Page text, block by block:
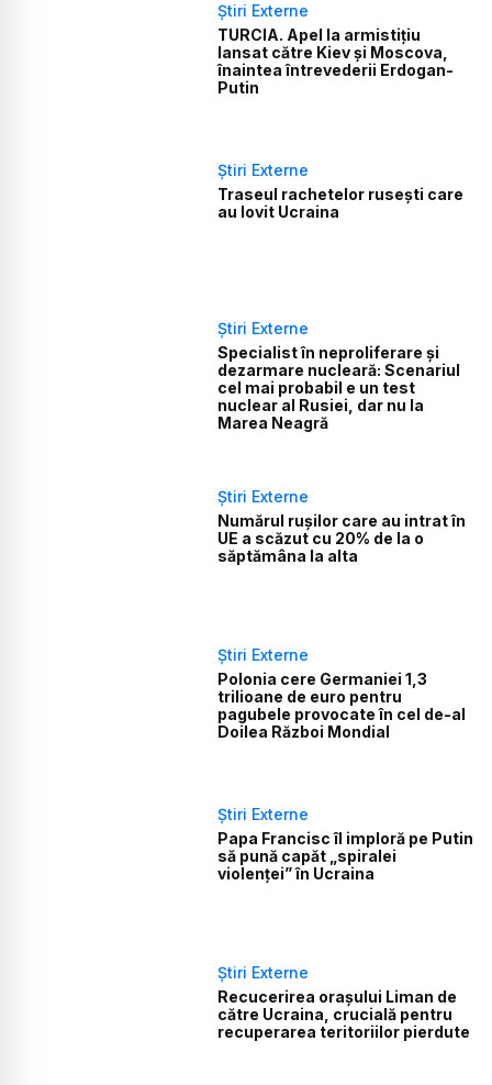
Știri Externe
TURCIA. Apel la armistiţiu
lansat către Kiev şi Moscova,
înaintea întrevederii Erdogan-
Putin
Știri Externe
Traseul rachetelor rusești care
au lovit Ucraina
Știri Externe
Specialist în neproliferare și
dezarmare nucleară: Scenariul
cel mai probabil e un test
nuclear al Rusiei, dar nu la
Marea Neagră
Știri Externe
Numărul rușilor care au intrat în
UE a scăzut cu 20% de la o
săptămâna la alta
Știri Externe
Polonia cere Germaniei 1,3
trilioane de euro pentru
pagubele provocate în cel de-al
Doilea Război Mondial
Știri Externe
Papa Francisc îl imploră pe Putin
să pună capăt „spiralei
violenţei” în Ucraina
Știri Externe
Recucerirea oraşului Liman de
către Ucraina, crucială pentru
recuperarea teritoriilor pierdute